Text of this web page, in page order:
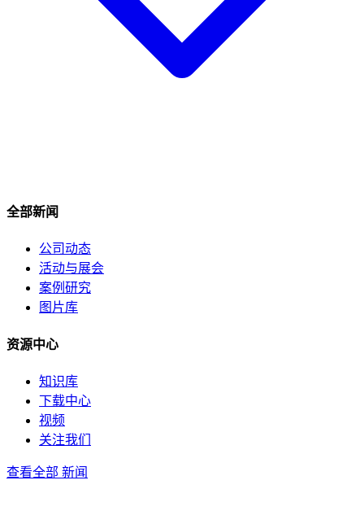
全部新闻
公司动态
活动与展会
案例研究
图片库
资源中心
知识库
下载中心
视频
关注我们
查看全部 新闻